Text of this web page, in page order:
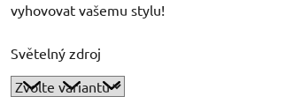
vyhovovat vašemu stylu!
Světelný zdroj